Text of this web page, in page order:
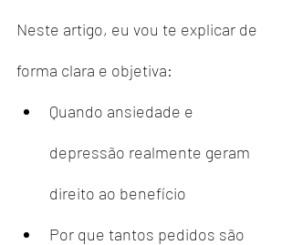
Neste artigo, eu vou te explicar de
forma clara e objetiva:
Quando ansiedade e
depressão realmente geram
direito ao benefício
Por que tantos pedidos são